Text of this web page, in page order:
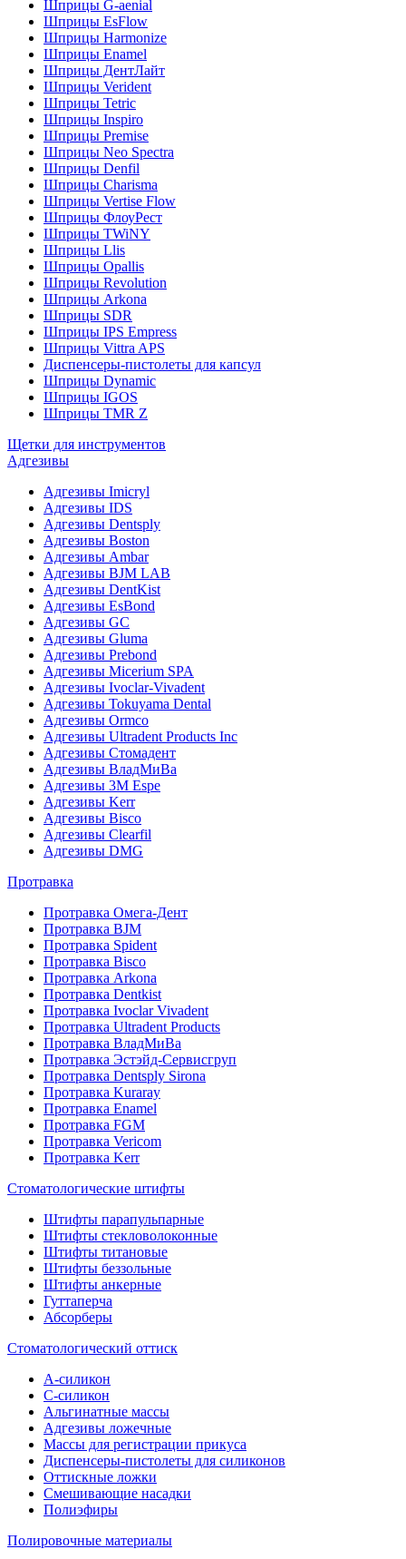
Шприцы G-aenial
Шприцы EsFlow
Шприцы Harmonize
Шприцы Enamel
Шприцы ДентЛайт
Шприцы Verident
Шприцы Tetric
Шприцы Inspiro
Шприцы Premise
Шприцы Neo Spectra
Шприцы Denfil
Шприцы Charisma
Шприцы Vertise Flow
Шприцы ФлоуРест
Шприцы TWiNY
Шприцы Llis
Шприцы Opallis
Шприцы Revolution
Шприцы Arkona
Шприцы SDR
Шприцы IPS Empress
Шприцы Vittra APS
Диспенсеры-пистолеты для капсул
Шприцы Dynamic
Шприцы IGOS
Шприцы TMR Z
Щетки для инструментов
Адгезивы
Адгезивы Imicryl
Адгезивы IDS
Адгезивы Dentsply
Адгезивы Boston
Адгезивы Ambar
Адгезивы BJM LAB
Адгезивы DentKist
Адгезивы EsBond
Адгезивы GC
Адгезивы Gluma
Адгезивы Prebond
Адгезивы Micerium SPA
Адгезивы Ivoclar-Vivadent
Адгезивы Tokuyama Dental
Адгезивы Ormco
Адгезивы Ultradent Products Inc
Адгезивы Стомадент
Адгезивы ВладМиВа
Адгезивы 3M Espe
Адгезивы Kerr
Адгезивы Bisco
Адгезивы Clearfil
Адгезивы DMG
Протравка
Протравка Омега-Дент
Протравка BJM
Протравка Spident
Протравка Bisco
Протравка Arkona
Протравка Dentkist
Протравка Ivoclar Vivadent
Протравка Ultradent Products
Протравка ВладМиВа
Протравка Эстэйд-Сервисгруп
Протравка Dentsply Sirona
Протравка Kuraray
Протравка Enamel
Протравка FGM
Протравка Vericom
Протравка Kerr
Стоматологические штифты
Штифты парапульпарные
Штифты стекловолоконные
Штифты титановые
Штифты беззольные
Штифты анкерные
Гуттаперча
Абсорберы
Стоматологический оттиск
А-силикон
C-силикон
Альгинатные массы
Адгезивы ложечные
Массы для регистрации прикуса
Диспенсеры-пистолеты для силиконов
Оттискные ложки
Смешивающие насадки
Полиэфиры
Полировочные материалы